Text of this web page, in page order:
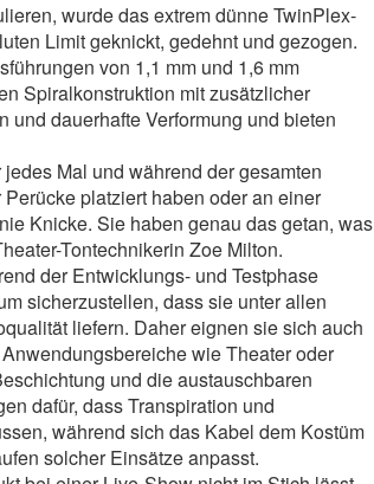
wurde das extrem dünne TwinPlex-
Limit geknickt, gedehnt und gezogen.
von 1,1 mm und 1,6 mm
Spiralkonstruktion mit zusätzlicher
dauerhafte Verformung und bieten
Mal und während der gesamten
platziert haben oder an einer
Knicke. Sie haben genau das getan, was
Tontechnikerin Zoe Milton.
der Entwicklungs- und Testphase
sicherzustellen, dass sie unter allen
liefern. Daher eignen sie sich auch
wie Theater oder
und die austauschbaren
dafür, dass Transpiration und
während sich das Kabel dem Kostüm
solcher Einsätze anpasst.